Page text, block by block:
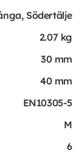
Södertälje
2.07 kg
30 mm
40 mm
EN10305-5
M
6